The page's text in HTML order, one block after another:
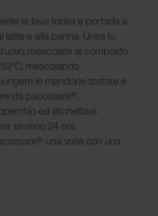
la fava tonka e portarla a
latte e alla panna. Unire lo
mescolare al composto
mescolando
le mandorle tostate e
da pacossare®.
ed etichettare.
almeno 24 ore.
una volta con una